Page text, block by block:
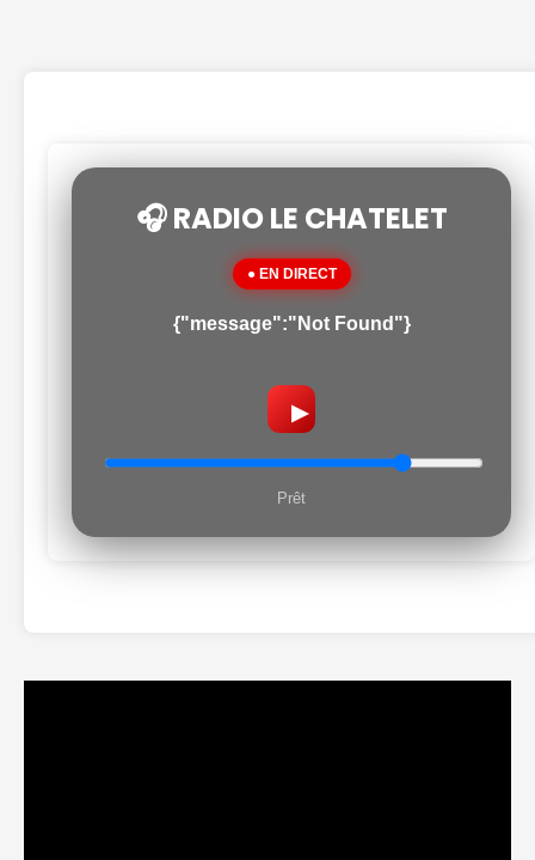
🎧 RADIO LE CHATELET
● EN DIRECT
{"message":"Not Found"}
▶
Prêt